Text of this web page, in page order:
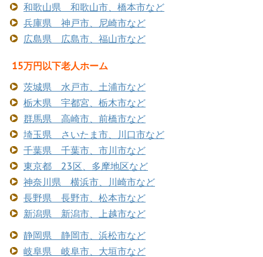
和歌山県 和歌山市、橋本市など
兵庫県 神戸市、尼崎市など
広島県 広島市、福山市など
15万円以下老人ホーム
茨城県 水戸市、土浦市など
栃木県 宇都宮、栃木市など
群馬県 高崎市、前橋市など
埼玉県 さいたま市、川口市など
千葉県 千葉市、市川市など
東京都 23区、多摩地区など
神奈川県 横浜市、川崎市など
長野県 長野市、松本市など
新潟県 新潟市、上越市など
静岡県 静岡市、浜松市など
岐阜県 岐阜市、大垣市など